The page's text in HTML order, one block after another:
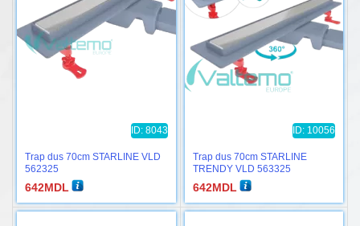
ID: 8043
Trap dus 70cm STARLINE VLD
562325
642MDL
ID: 10056
Trap dus 70cm STARLINE
TRENDY VLD 563325
642MDL